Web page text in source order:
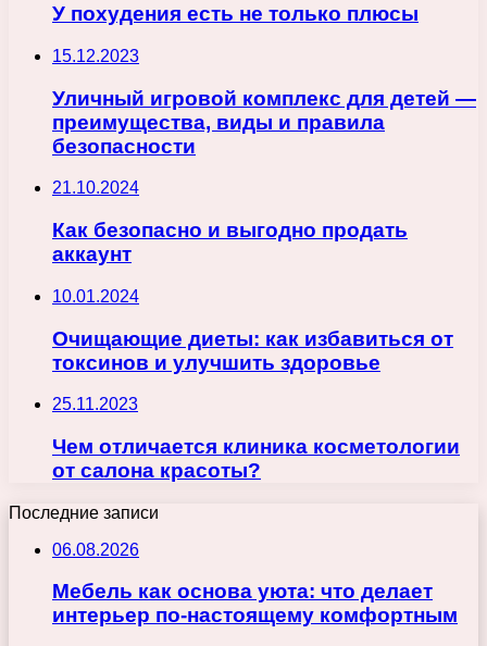
У похудения есть не только плюсы
15.12.2023
Уличный игровой комплекс для детей —
преимущества, виды и правила
безопасности
21.10.2024
Как безопасно и выгодно продать
аккаунт
10.01.2024
Очищающие диеты: как избавиться от
токсинов и улучшить здоровье
25.11.2023
Чем отличается клиника косметологии
от салона красоты?
Последние записи
06.08.2026
Мебель как основа уюта: что делает
интерьер по-настоящему комфортным